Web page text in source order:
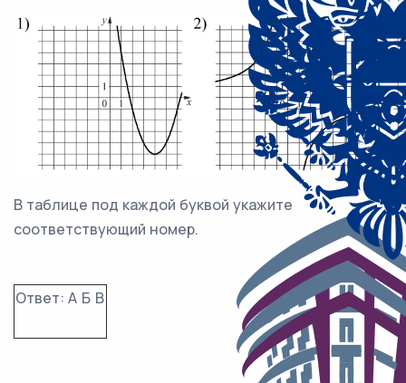
В таблице под каждой буквой укажите
соответствующий номер.
Ответ: А Б В